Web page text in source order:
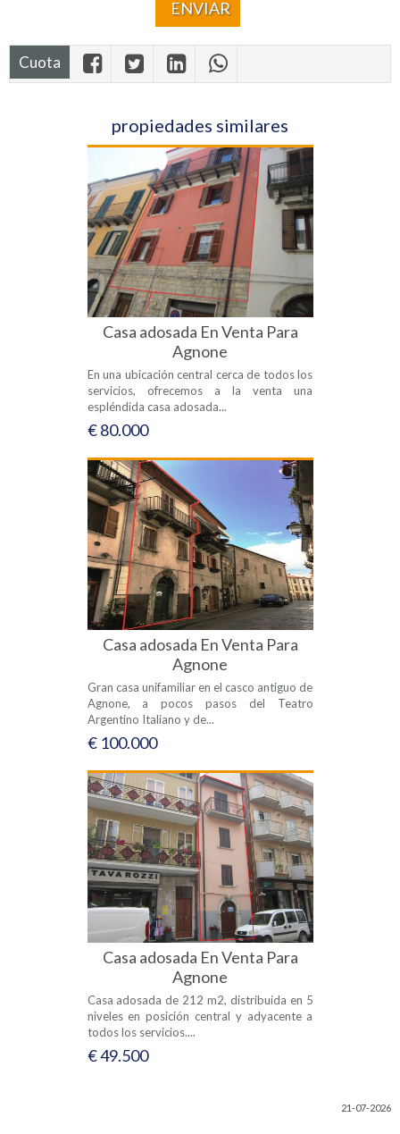
Cuota
propiedades similares
Casa adosada En Venta Para
Agnone
En una ubicación central cerca de todos los
servicios, ofrecemos a la venta una
espléndida casa adosada...
€ 80.000
Casa adosada En Venta Para
Agnone
Gran casa unifamiliar en el casco antiguo de
Agnone, a pocos pasos del Teatro
Argentino Italiano y de...
€ 100.000
Casa adosada En Venta Para
Agnone
Casa adosada de 212 m2, distribuida en 5
niveles en posición central y adyacente a
todos los servicios....
€ 49.500
21-07-2026